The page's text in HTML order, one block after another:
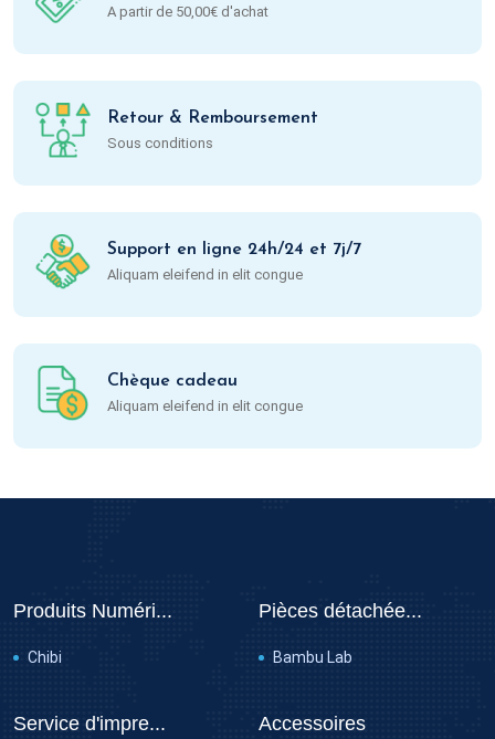
A partir de 50,00€ d'achat
Retour & Remboursement
Sous conditions
Support en ligne 24h/24 et 7j/7
Aliquam eleifend in elit congue
Chèque cadeau
Aliquam eleifend in elit congue
Produits Numéri...
Chibi
Pièces détachée...
Bambu Lab
Service d'impre... Accessoires